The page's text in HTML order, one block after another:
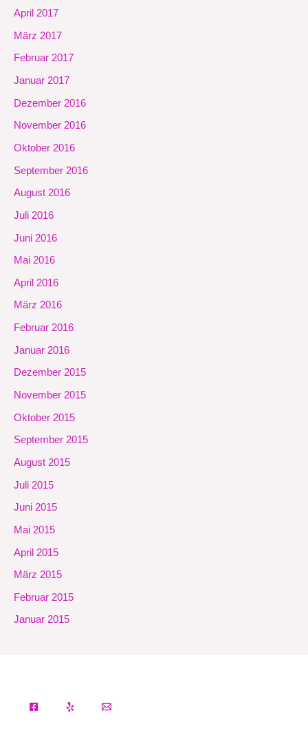
April 2017
März 2017
Februar 2017
Januar 2017
Dezember 2016
November 2016
Oktober 2016
September 2016
August 2016
Juli 2016
Juni 2016
Mai 2016
April 2016
März 2016
Februar 2016
Januar 2016
Dezember 2015
November 2015
Oktober 2015
September 2015
August 2015
Juli 2015
Juni 2015
Mai 2015
April 2015
März 2015
Februar 2015
Januar 2015